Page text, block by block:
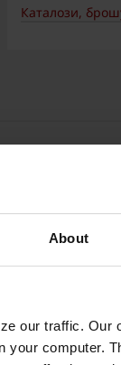
About
our traffic. Our
your computer.
Каталози,
8,92
бр. 7,19